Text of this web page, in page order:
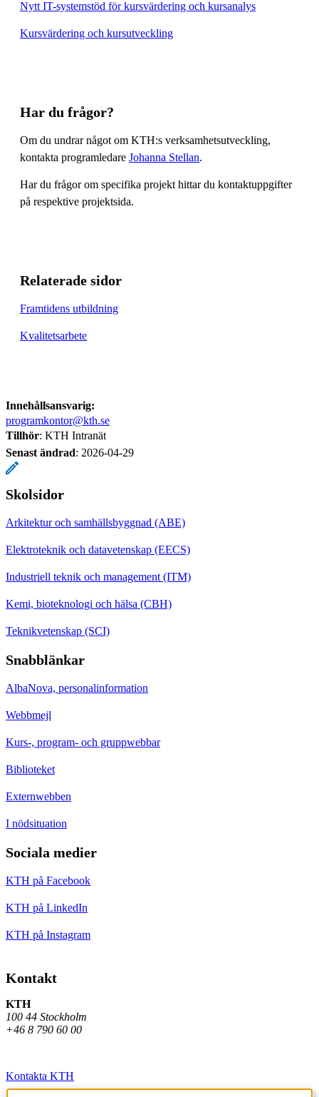
Nytt IT-systemstöd för kursvärdering och kursanalys
Kursvärdering och kursutveckling
Har du frågor?
Om du undrar något om KTH:s verksamhetsutveckling,
kontakta programledare Johanna Stellan.
Har du frågor om specifika projekt hittar du kontaktuppgifter
på respektive projektsida.
Relaterade sidor
Framtidens utbildning
Kvalitetsarbete
Innehållsansvarig:
programkontor@kth.se
Tillhör: KTH Intranät
Senast ändrad: 2026-04-29
Skolsidor
Arkitektur och samhällsbyggnad (ABE)
Elektroteknik och datavetenskap (EECS)
Industriell teknik och management (ITM)
Kemi, bioteknologi och hälsa (CBH)
Teknikvetenskap (SCI)
Snabblänkar
AlbaNova, personalinformation
Webbmejl
Kurs-, program- och gruppwebbar
Biblioteket
Externwebben
I nödsituation
Sociala medier
KTH på Facebook
KTH på LinkedIn
KTH på Instagram
Kontakt
KTH
100 44 Stockholm
+46 8 790 60 00
Kontakta KTH